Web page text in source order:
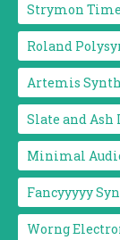
Strymon
Roland
Artemis Synth
Slate and
Minimal
Fancyyyyy
Worng